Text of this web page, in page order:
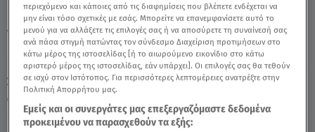
Σάββατο 8 Αυγούστου 2026
TAGS: FIRST DATES
περιεχόμενο και κάποιες από τις διαφημίσεις που βλέπετε ενδέχεται να
μην είναι τόσο σχετικές με εσάς. Μπορείτε να επανεμφανίσετε αυτό το
μενού για να αλλάξετε τις επιλογές σας ή να αποσύρετε τη συναίνεσή σας
ανά πάσα στιγμή πατώντας τον σύνδεσμο Διαχείριση προτιμήσεων στο
κάτω μέρος της ιστοσελίδας [ή το αιωρούμενο εικονίδιο στο κάτω
αριστερό μέρος της ιστοσελίδας, εάν υπάρχει]. Οι επιλογές σας θα τεθούν
σε ισχύ στον Ιστότοπος. Για περισσότερες λεπτομέρειες ανατρέξτε στην
Πολιτική Απορρήτου μας.
Εμείς και οι συνεργάτες μας επεξεργαζόμαστε δεδομένα
προκειμένου να παρασχεθούν τα εξής: